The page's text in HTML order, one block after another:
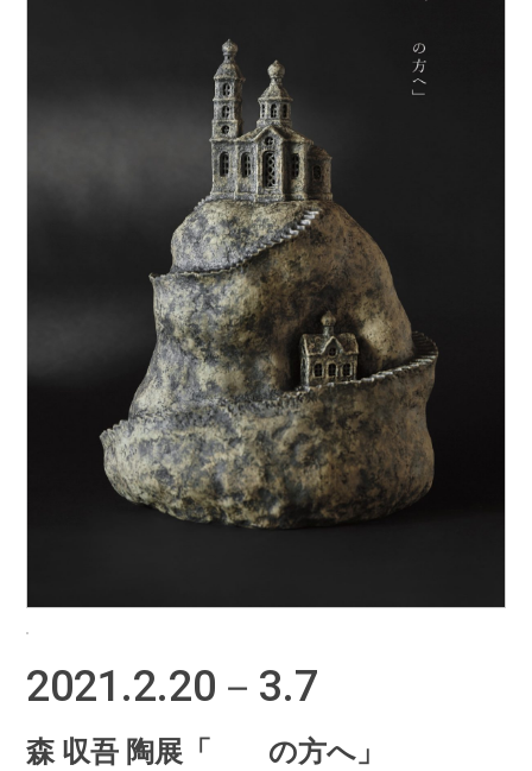
2021.2.20－3.7
森 収吾 陶展「 の方へ」